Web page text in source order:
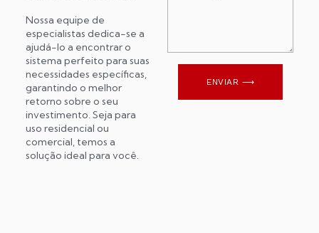
Nossa equipe de
especialistas dedica-se a
ajudá-lo a encontrar o
sistema perfeito para suas
necessidades específicas,
garantindo o melhor
retorno sobre o seu
investimento. Seja para
uso residencial ou
comercial, temos a
solução ideal para você.
ENVIAR ⟶